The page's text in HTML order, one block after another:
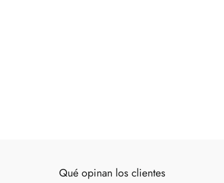
Qué opinan los clientes